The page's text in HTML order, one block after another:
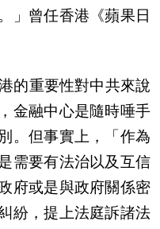
」曾任香港《蘋果日
的重要性對中共來說
金融中心是隨時唾手
。但事實上，「作為
需要有法治以及互信
府或是與政府關係密
紛，提上法庭訴諸法